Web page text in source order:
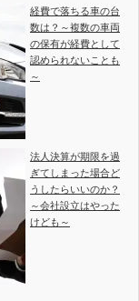
経費で落ちる車の台
数は？～複数の車両
の保有が経費として
認められないことも
～
法人決算が期限を過
ぎてしまった場合ど
うしたらいいのか？
～会社設立はやった
けども～